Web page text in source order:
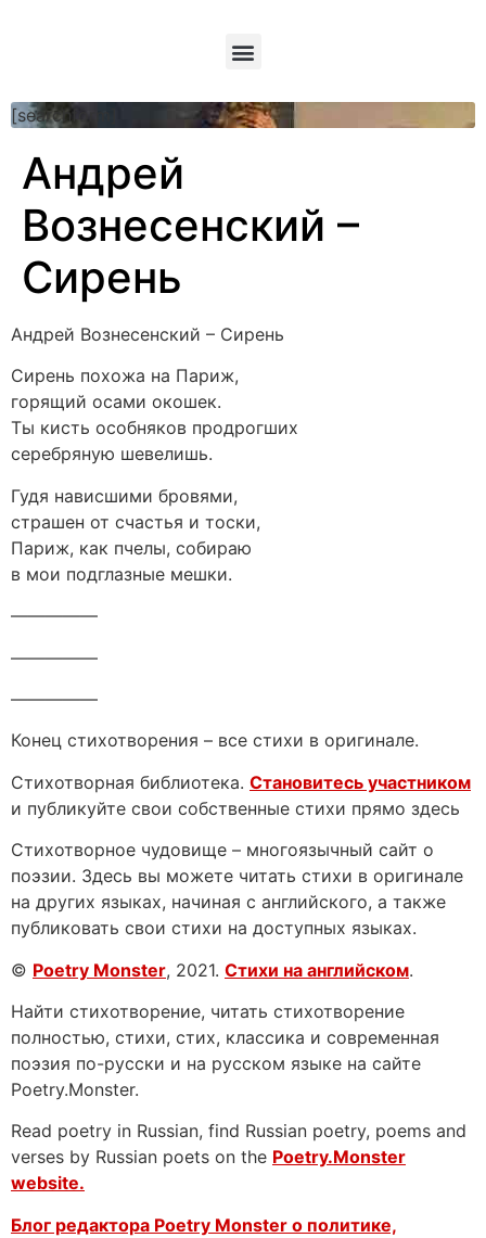
[searchform]
Андрей
Вознесенский –
Сирень
Андрей Вознесенский – Сирень
Сирень похожа на Париж,
горящий осами окошек.
Ты кисть особняков продрогших
серебряную шевелишь.
Гудя нависшими бровями,
страшен от счастья и тоски,
Париж, как пчелы, собираю
в мои подглазные мешки.
—————
—————
—————
Конец стихотворения – все стихи в оригинале.
Стихотворная библиотека. Становитесь участником
и публикуйте свои собственные стихи прямо здесь
Стихотворное чудовище – многоязычный сайт о
поэзии. Здесь вы можете читать стихи в оригинале
на других языках, начиная с английского, а также
публиковать свои стихи на доступных языках.
© Poetry Monster, 2021. Стихи на английском.
Найти стихотворение, читать стихотворение
полностью, стихи, стих, классика и современная
поэзия по-русски и на русском языке на сайте
Poetry.Monster.
Read poetry in Russian, find Russian poetry, poems and
verses by Russian poets on the Poetry.Monster
website.
Блог редактора Poetry Monster о политике,